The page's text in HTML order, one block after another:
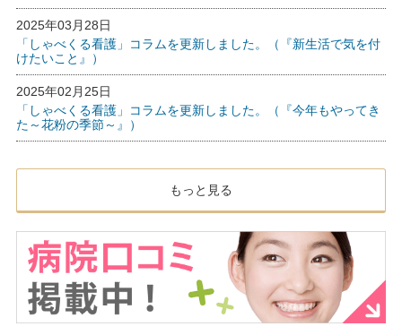
2025年03月28日
「しゃべくる看護」コラムを更新しました。（『新生活で気を付
けたいこと』）
2025年02月25日
「しゃべくる看護」コラムを更新しました。（『今年もやってき
た～花粉の季節～』）
もっと見る